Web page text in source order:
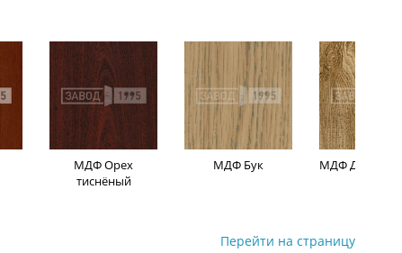
МДФ Орех
тиснёный
МДФ Бук МДФ Дуб
Перейти на страницу